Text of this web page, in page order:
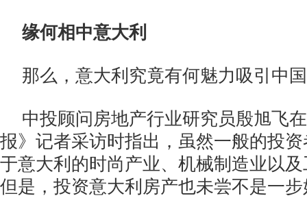
缘何相中意大利
那么，意大利究竟有何魅力吸引中
中投顾问房地产行业研究员殷旭飞
报》记者采访时指出，虽然一般的投
于意大利的时尚产业、机械制造业以
但是，投资意大利房产也未尝不是一